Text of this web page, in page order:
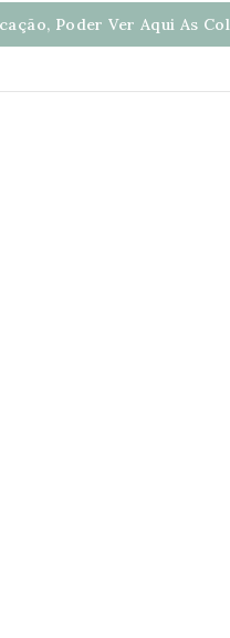
Poder Ver Aqui As